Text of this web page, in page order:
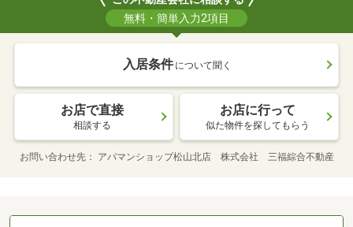
無料・簡単入力2項目
入居条件 について聞く
お店で直接
相談する
お店に行って
似た物件を探してもらう
お問い合わせ先 アパマンショップ松山北店 株式会社 三福綜合不動産